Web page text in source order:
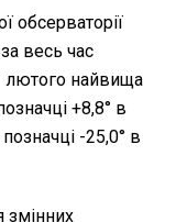
обсерваторії
весь час
лютого найвища
+8,8° в
-25,0° в
змінних